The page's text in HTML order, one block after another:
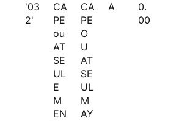
'03
2'
CA
PE
ou
AT
SE
UL
E
M
EN
CA
PE
O
U
AT
SE
UL
M
AY
A
0.
00